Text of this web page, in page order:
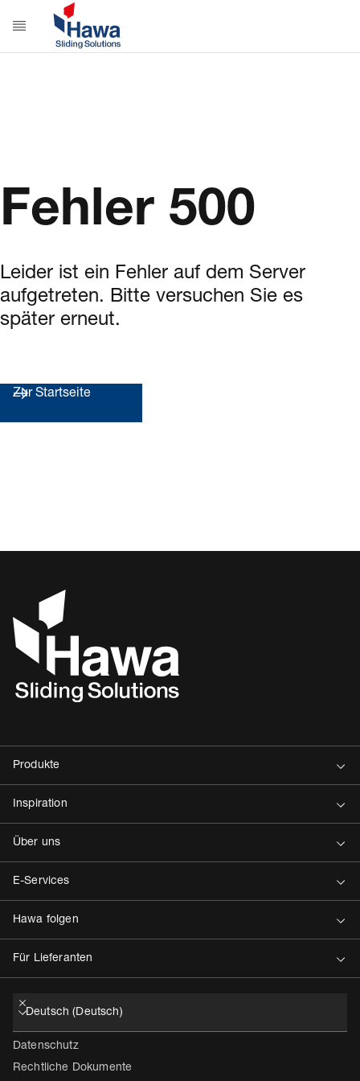
Fehler 500
Leider ist ein Fehler auf dem Server
aufgetreten. Bitte versuchen Sie es
später erneut.
Zur Startseite
Datenschutz
Rechtliche Dokumente